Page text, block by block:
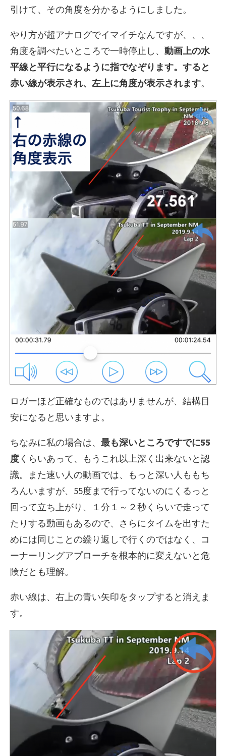
引けて、その角度を分かるようにしました。
やり方が超アナログでイマイチなんですが、、、
角度を調べたいところで一時停止し、 動画上の水
平線と平行になるように指でなぞります。すると
赤い線が表示され、左上に角度が表示されます。
ロガーほど正確なものではありませんが、結構目
安になると思いますよ。
ちなみに私の場合は、 最も深いところですでに55
度くらいあって、もうこれ以上深く出来ないと認
識。また速い人の動画では、もっと深い人ももち
ろんいますが、55度まで行ってないのにくるっと
回って立ち上がり、１分１～２秒くらいで走って
たりする動画もあるので、さらにタイムを出すた
めには同じことの繰り返しで行くのではなく、コ
ーナーリングアプローチを根本的に変えないと危
険だとも理解。
赤い線は、右上の青い矢印をタップすると消えま
す。